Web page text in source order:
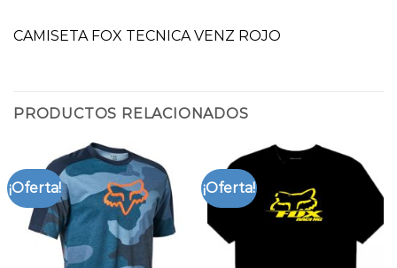
CAMISETA FOX TECNICA VENZ ROJO
PRODUCTOS RELACIONADOS
¡Oferta! ¡Oferta!